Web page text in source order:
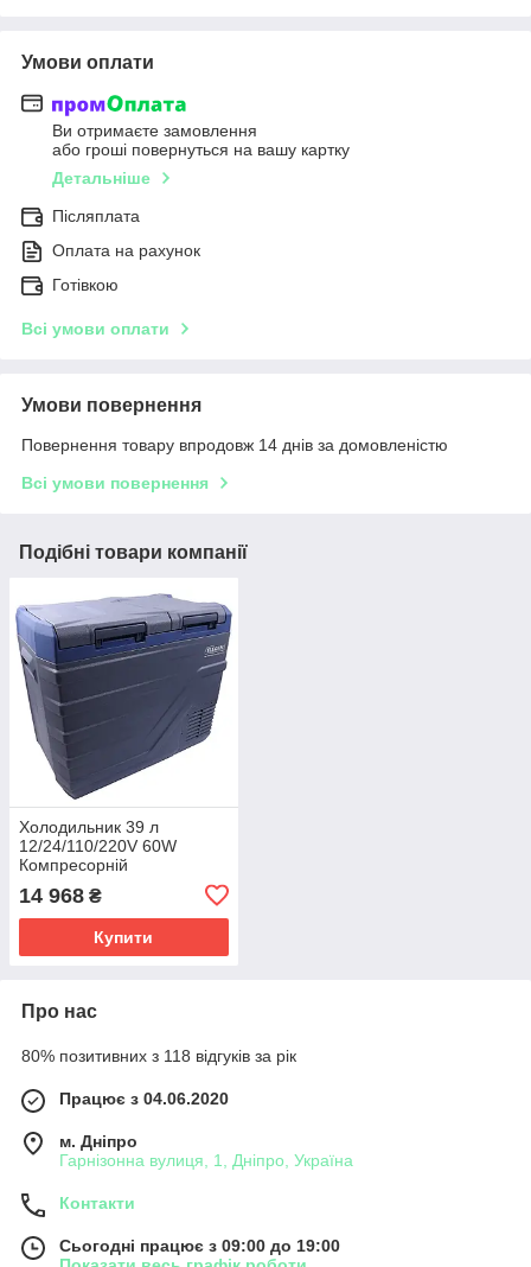
Умови оплати
Ви отримаєте замовлення
або гроші повернуться на вашу картку
Детальніше
Післяплата
Оплата на рахунок
Готівкою
Всі умови оплати
Умови повернення
Повернення товару впродовж 14 днів за домовленістю
Всі умови повернення
Подібні товари компанії
Холодильник 39 л
12/24/110/220V 60W
Компресорній
двокамерний Elegant 150
101
14 968 ₴
Купити
Про нас
80% позитивних з 118 відгуків за рік
Працює з 04.06.2020
м. Дніпро
Гарнізонна вулиця, 1, Дніпро, Україна
Контакти
Сьогодні працює з 09:00 до 19:00